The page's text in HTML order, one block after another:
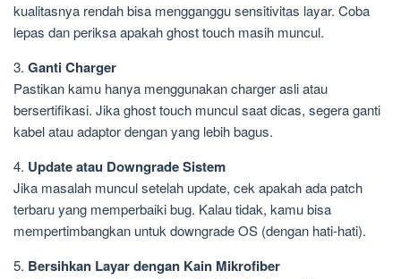
kualitasnya rendah bisa mengganggu sensitivitas layar. Coba
lepas dan periksa apakah ghost touch masih muncul.
3. Ganti Charger
Pastikan kamu hanya menggunakan charger asli atau
bersertifikasi. Jika ghost touch muncul saat dicas, segera ganti
kabel atau adaptor dengan yang lebih bagus.
4. Update atau Downgrade Sistem
Jika masalah muncul setelah update, cek apakah ada patch
terbaru yang memperbaiki bug. Kalau tidak, kamu bisa
mempertimbangkan untuk downgrade OS (dengan hati-hati).
5. Bersihkan Layar dengan Kain Mikrofiber